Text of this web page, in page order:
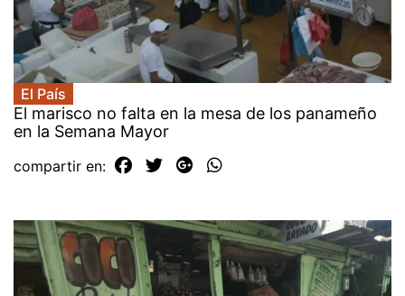
El País
El marisco no falta en la mesa de los panameño
en la Semana Mayor
compartir en: